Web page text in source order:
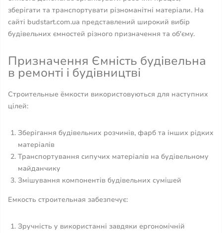
зберігати та транспортувати різноманітні матеріали. На
сайті budstart.com.ua представлений широкий вибір
будівельних ємностей різного призначення та об'єму.
Призначення Ємність будівельна
в ремонті і будівництві
Строительные ёмкости використовуються для наступних
цілей:
Зберігання будівельних розчинів, фарб та інших рідких
матеріалів
Транспортування сипучих матеріалів на будівельному
майданчику
Змішування компонентів будівельних сумішей
Емкость строительная забезпечує:
Зручність у використанні завдяки ергономічній